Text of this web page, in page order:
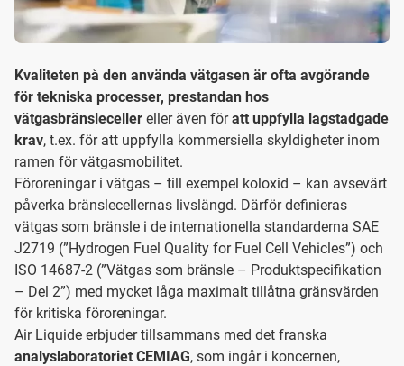
Kvaliteten på den använda vätgasen är ofta avgörande
för tekniska processer, prestandan hos
vätgasbränsleceller eller även föratt uppfylla lagstadgade
krav, t.ex. för att uppfylla kommersiella skyldigheter inom
ramen för vätgasmobilitet.
Föroreningar i vätgas – till exempel koloxid – kan avsevärt
påverka bränslecellernas livslängd. Därför definieras
vätgas som bränsle i de internationella standarderna SAE
J2719 (”Hydrogen Fuel Quality for Fuel Cell Vehicles”) och
ISO 14687-2 (”Vätgas som bränsle – Produktspecifikation
– Del 2”) med mycket låga maximalt tillåtna gränsvärden
för kritiska föroreningar.
Air Liquide erbjuder tillsammans med det franska
analyslaboratoriet CEMIAG, som ingår i koncernen,